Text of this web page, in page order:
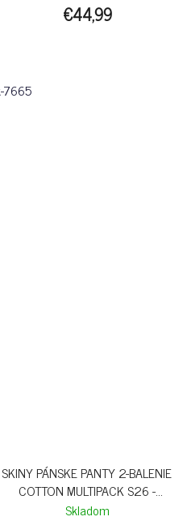
€44,99
7665
SKINY PÁNSKE PANTY 2-BALENIE
COTTON MULTIPACK S26 -
SURFSTRIPES
Skladom